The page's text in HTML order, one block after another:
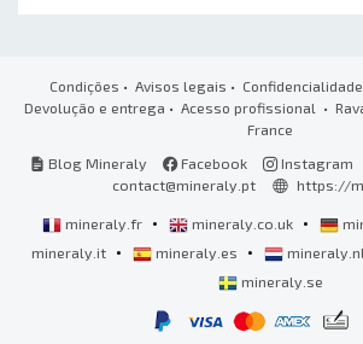
Condições • Avisos legais • Confidencialidade
Devolução e entrega • Acesso profissional •
France
Blog Mineraly
Facebook Instagram
contact@mineraly.pt
https://
mineraly.fr • mineraly.co.uk •
mineraly.it • mineraly.es • mineraly.nl
mineraly.se